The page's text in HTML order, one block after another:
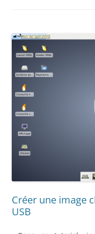
Créer une image
USB